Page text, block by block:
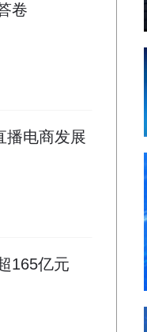
卷
播电商发展
165亿元